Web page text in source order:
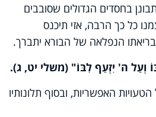
בחסדים הגדולים שסובבים
כל כך הרבה, אזי תיכנס
הנפלאה של הבורא יתברך.
ה' יִזְעַף לִבּוֹ" (משלי יט, ג).
האפשריות, ובסוף תלונותיו